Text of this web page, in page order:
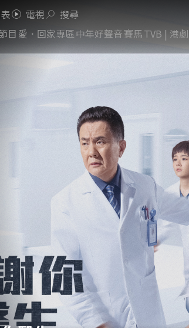
電視 搜尋
目 愛．回家專區中年好聲音賽馬TVB | 港劇